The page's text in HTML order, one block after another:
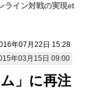
イン対戦の実現et
年07月22日 15:28
年03月15日 09:00
」に再注